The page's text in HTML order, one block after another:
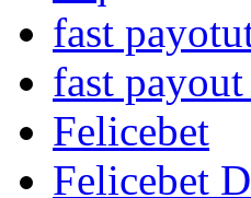
fast
fast
Felicebet
Felicebet